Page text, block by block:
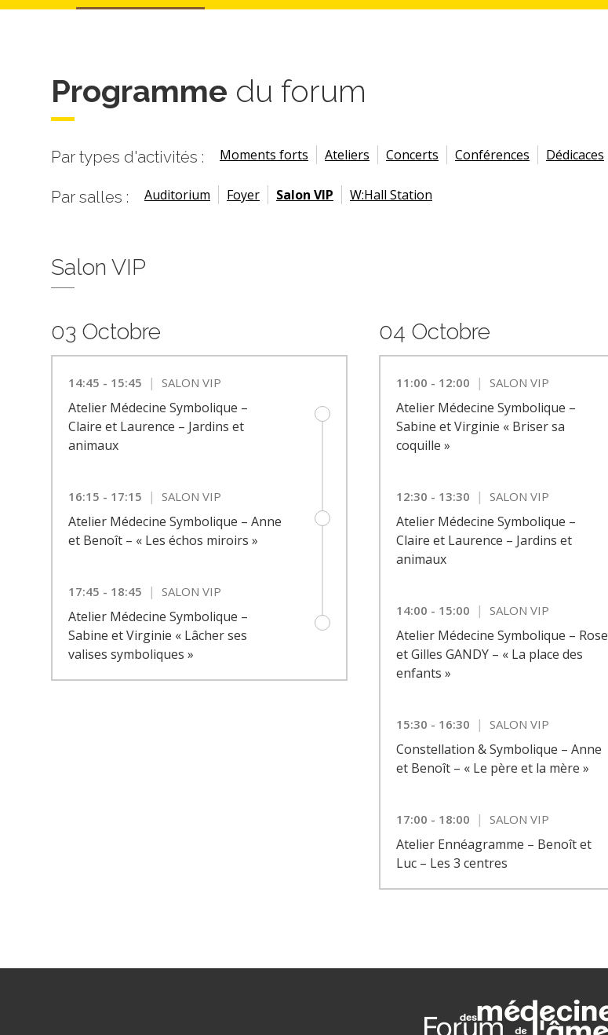
Programme du forum
Par types d'activités : Moments forts Ateliers Concerts Conférences Dédicaces
Par salles : Auditorium Foyer Salon VIP W:Hall Station
Salon VIP
03 Octobre
14:45 - 15:45 | SALON VIP
Atelier Médecine Symbolique –
Claire et Laurence – Jardins et
animaux
16:15 - 17:15 | SALON VIP
Atelier Médecine Symbolique – Anne
et Benoît – « Les échos miroirs »
17:45 - 18:45 | SALON VIP
Atelier Médecine Symbolique –
Sabine et Virginie « Lâcher ses
valises symboliques »
04 Octobre
11:00 - 12:00 | SALON VIP
Atelier Médecine Symbolique –
Sabine et Virginie « Briser sa
coquille »
12:30 - 13:30 | SALON VIP
Atelier Médecine Symbolique –
Claire et Laurence – Jardins et
animaux
14:00 - 15:00 | SALON VIP
Atelier Médecine Symbolique – Rose
et Gilles GANDY – « La place des
enfants »
15:30 - 16:30 | SALON VIP
Constellation & Symbolique – Anne
et Benoît – « Le père et la mère »
17:00 - 18:00 | SALON VIP
Atelier Ennéagramme – Benoît et
Luc – Les 3 centres